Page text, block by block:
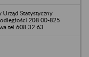
Urząd Statystyczny
208 00-825
tel.608 32 63